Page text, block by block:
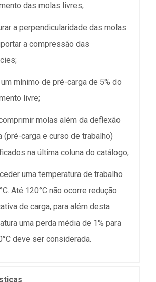
das molas livres;
a perpendicularidade das molas
a compressão das
mínimo de pré-carga de 5% do
livre;
molas além da deflexão
(pré-carga e curso de trabalho)
na última coluna do catálogo;
uma temperatura de trabalho
Até 120°C não ocorre redução
de carga, para além desta
uma perda média de 1% para
deve ser considerada.